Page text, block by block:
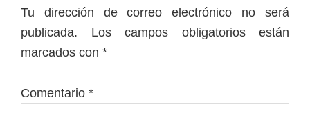
los
lectores
Tu dirección de correo electrónico no será
publicada.
Los campos obligatorios están
marcados con *
Comentario *